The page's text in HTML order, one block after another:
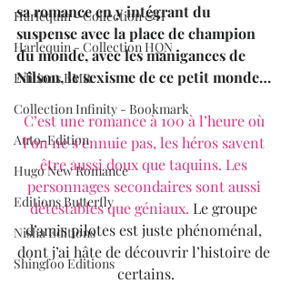
Harlequin - Collection &H
Harlequin - Collection HQN
Editions BMR
Collection Infinity - Bookmark
Auto-Edition
Hugo New Romance
Editions Butterfly
Nisha Editions
Shingfoo Editions
sa romance en y intégrant du
suspense avec la place de champion
du monde, avec les manigances de
Nilson, le sexisme de ce petit monde…
C’est une romance à 100 à l’heure où
l’on ne s’ennuie pas, les héros savent
être aussi doux que taquins. Les
personnages secondaires sont aussi
détestables que géniaux. Le groupe
d’amis pilotes est juste phénoménal,
dont j’ai hâte de découvrir l’histoire de
certains.